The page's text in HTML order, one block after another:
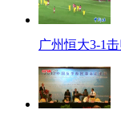
广州恒大3-1